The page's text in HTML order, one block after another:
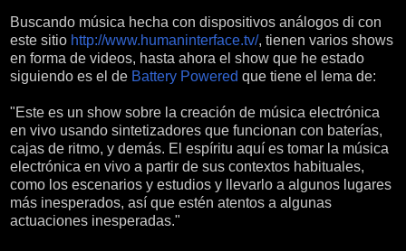
Buscando música hecha con dispositivos análogos di con
este sitio http://www.humaninterface.tv/, tienen varios shows
en forma de videos, hasta ahora el show que he estado
siguiendo es el de Battery Powered que tiene el lema de:
"Este es un show sobre la creación de música electrónica
en vivo usando sintetizadores que funcionan con baterías,
cajas de ritmo, y demás. El espíritu aquí es tomar la música
electrónica en vivo a partir de sus contextos habituales,
como los escenarios y estudios y llevarlo a algunos lugares
más inesperados, así que estén atentos a algunas
actuaciones inesperadas."